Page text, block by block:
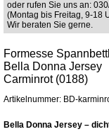
oder rufen Sie uns an:
(Montag bis Freitag, 9-18
Wir beraten Sie gerne.
Formesse
Bella Donna Jersey
Carminrot (0188)
Artikelnummer: BD-
Bella Donna Jersey –